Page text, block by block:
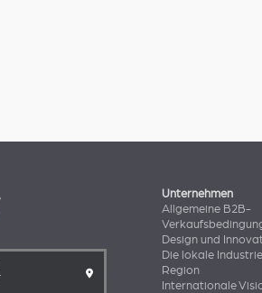
Unternehmen
Allgemeine B2B-
Design und
Die lokale
Region
Internationale